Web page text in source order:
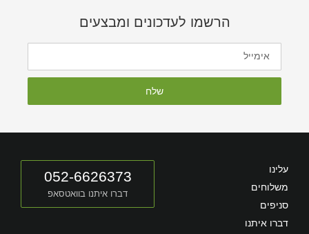
הרשמו לעדכונים ומבצעים
שלח
עלינו
משלוחים
סניפים
דברו איתנו
052-6626373
דברו איתנו בוואטסאפ